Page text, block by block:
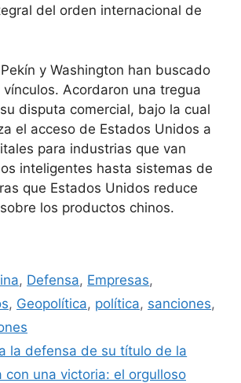
del orden internacional de
y Washington han buscado
Acordaron una tregua
disputa comercial, bajo la cual
el acceso de Estados Unidos a
para industrias que van
inteligentes hasta sistemas de
que Estados Unidos reduce
los productos chinos.
, Defensa, Empresas,
, Geopolítica, política, sanciones,
la defensa de su título de la
con una victoria: el orgulloso